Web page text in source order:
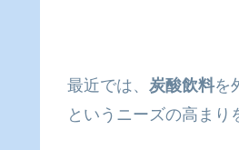
最近では、 炭酸飲料を
というニーズの高まり